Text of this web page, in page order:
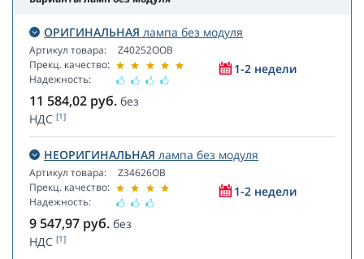
ОРИГИНАЛЬНАЯ лампа без модуля
Артикул товара:
Прекц. качество:
Надежность:
Z40252OOB
1-2 недели
11 584,02 руб. без
НДС [1]
НЕОРИГИНАЛЬНАЯ лампа без модуля
Артикул товара:
Прекц. качество:
Надежность:
Z34626OB
1-2 недели
9 547,97 руб. без
НДС [1]